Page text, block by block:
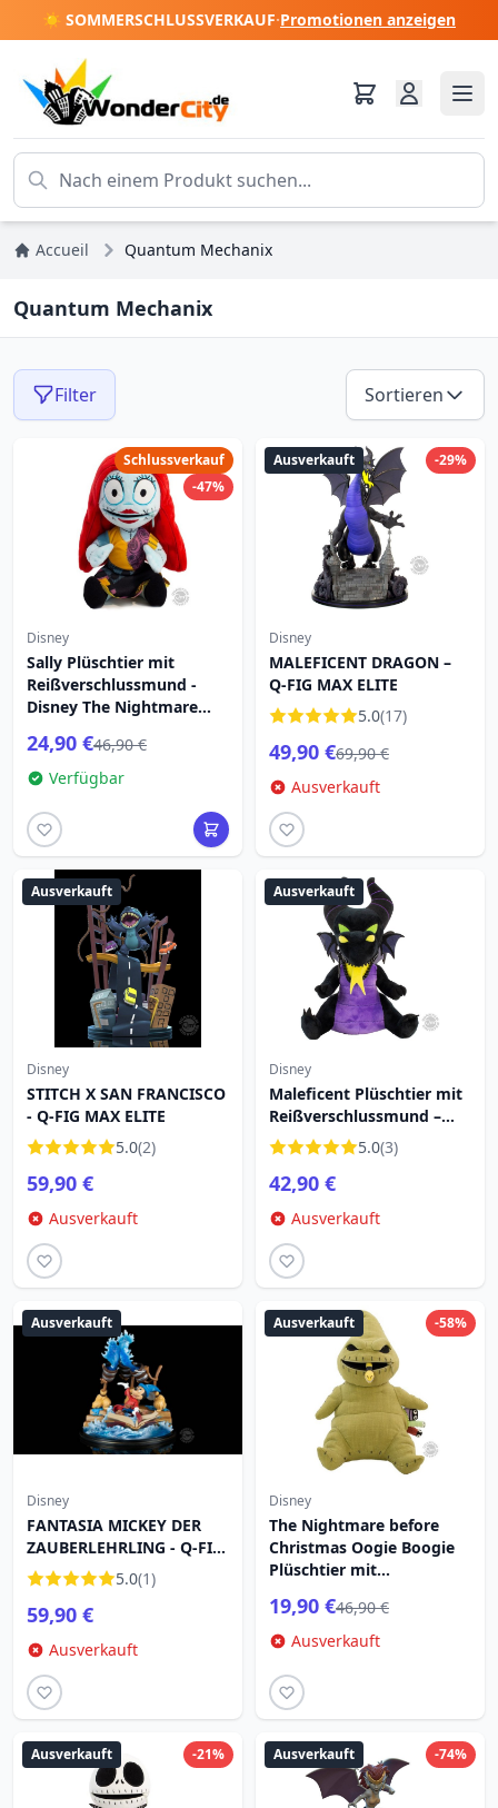
☀️ SOMMERSCHLUSSVERKAUF·Promotionen anzeigen
Accueil Quantum Mechanix
Quantum Mechanix
Filter Sortieren
Schlussverkauf
-47%
Disney
Sally Plüschtier mit
Reißverschlussmund -
Disney The Nightmare
24,90 €46,90 €
Verfügbar
-29%
Ausverkauft
Disney
MALEFICENT DRAGON –
Q-FIG MAX ELITE
5.0(17)
49,90 €69,90 €
Ausverkauft
Ausverkauft
Disney
STITCH X SAN FRANCISCO
- Q-FIG MAX ELITE
5.0(2)
59,90 €
Ausverkauft
Ausverkauft
Disney
Maleficent Plüschtier mit
Reißverschlussmund –
Disney Dornröschen
5.0(3)
42,90 €
Ausverkauft
Ausverkauft
Disney
FANTASIA MICKEY DER
ZAUBERLEHRLING - Q-FIG
MAX ELITE 5.0(1)
59,90 €
Ausverkauft
-58%
Ausverkauft
Disney
The Nightmare before
Christmas Oogie Boogie
Plüschtier mit
Disney
19,90 €46,90 €
Ausverkauft
-21%
Ausverkauft -74%
Ausverkauft